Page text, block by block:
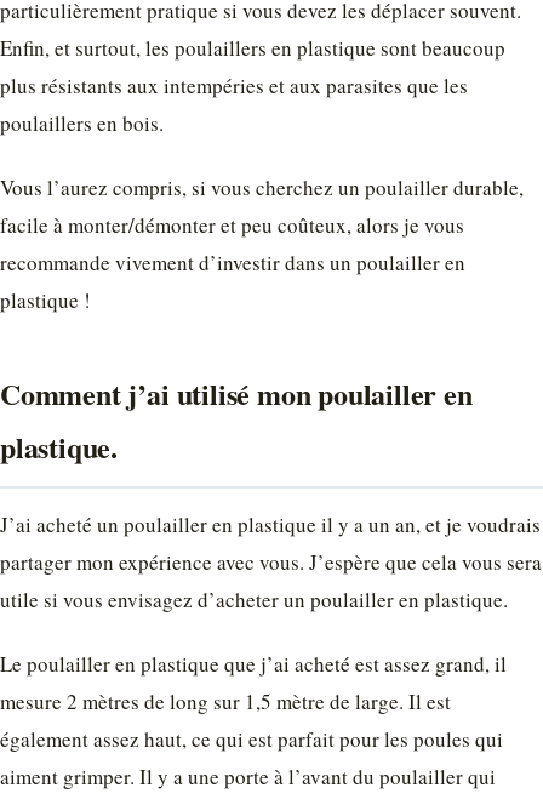
particulièrement pratique si vous devez les déplacer souvent.
Enfin, et surtout, les poulaillers en plastique sont beaucoup
plus résistants aux intempéries et aux parasites que les
poulaillers en bois.
Vous l’aurez compris, si vous cherchez un poulailler durable,
facile à monter/démonter et peu coûteux, alors je vous
recommande vivement d’investir dans un poulailler en
plastique !
Comment j’ai utilisé mon poulailler en
plastique.
J’ai acheté un poulailler en plastique il y a un an, et je voudrais
partager mon expérience avec vous. J’espère que cela vous sera
utile si vous envisagez d’acheter un poulailler en plastique.
Le poulailler en plastique que j’ai acheté est assez grand, il
mesure 2 mètres de long sur 1,5 mètre de large. Il est
également assez haut, ce qui est parfait pour les poules qui
aiment grimper. Il y a une porte à l’avant du poulailler qui